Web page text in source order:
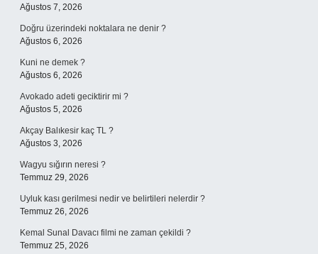
Ağustos 7, 2026
Doğru üzerindeki noktalara ne denir ?
Ağustos 6, 2026
Kuni ne demek ?
Ağustos 6, 2026
Avokado adeti geciktirir mi ?
Ağustos 5, 2026
Akçay Balıkesir kaç TL ?
Ağustos 3, 2026
Wagyu sığırın neresi ?
Temmuz 29, 2026
Uyluk kası gerilmesi nedir ve belirtileri nelerdir ?
Temmuz 26, 2026
Kemal Sunal Davacı filmi ne zaman çekildi ?
Temmuz 25, 2026